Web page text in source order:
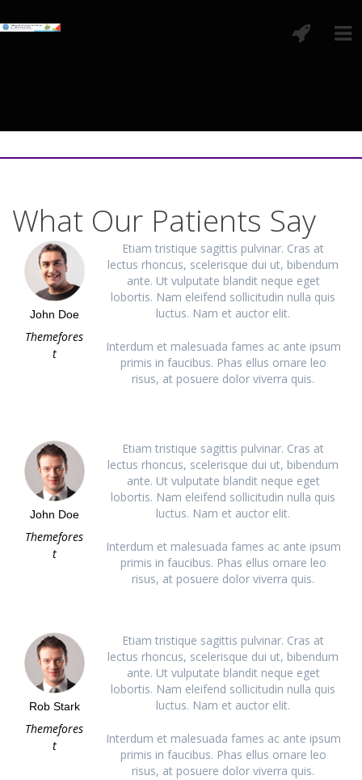
What Our Patients Say
John Doe
Themefores
t
Etiam tristique sagittis pulvinar. Cras at
lectus rhoncus, scelerisque dui ut, bibendum
ante. Ut vulputate blandit neque eget
lobortis. Nam eleifend sollicitudin nulla quis
luctus. Nam et auctor elit.
Interdum et malesuada fames ac ante ipsum
primis in faucibus. Phas ellus ornare leo
risus, at posuere dolor viverra quis.
John Doe
Themefores
t
Etiam tristique sagittis pulvinar. Cras at
lectus rhoncus, scelerisque dui ut, bibendum
ante. Ut vulputate blandit neque eget
lobortis. Nam eleifend sollicitudin nulla quis
luctus. Nam et auctor elit.
Interdum et malesuada fames ac ante ipsum
primis in faucibus. Phas ellus ornare leo
risus, at posuere dolor viverra quis.
Rob Stark
Themefores
t
Etiam tristique sagittis pulvinar. Cras at
lectus rhoncus, scelerisque dui ut, bibendum
ante. Ut vulputate blandit neque eget
lobortis. Nam eleifend sollicitudin nulla quis
luctus. Nam et auctor elit.
Interdum et malesuada fames ac ante ipsum
primis in faucibus. Phas ellus ornare leo
risus, at posuere dolor viverra quis.